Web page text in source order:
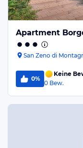
Apartment
San Zeno di
0%
Keine
0 Bew.